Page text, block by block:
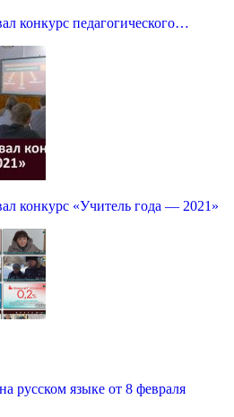
конкурс педагогического…
конкурс «Учитель года — 2021»
русском языке от 8 февраля